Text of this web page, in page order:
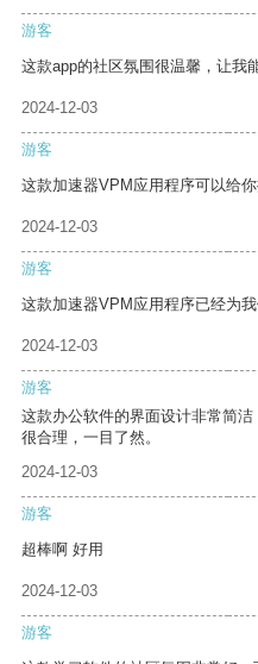
游客
这款app的社区氛围很温馨，让我
2024-12-03
游客
这款加速器VPM应用程序可以给
2024-12-03
游客
这款加速器VPM应用程序已经为
2024-12-03
游客
这款办公软件的界面设计非常简
很合理，一目了然。
2024-12-03
游客
超棒啊 好用
2024-12-03
游客